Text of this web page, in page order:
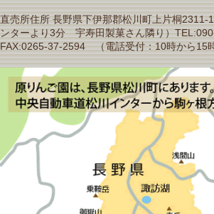
直売所住所 長野県下伊那郡松川町上片桐
ンターより3分 宇寿田製菓さん隣り）
FAX:0265-37-2594 （電話受付：10時から15